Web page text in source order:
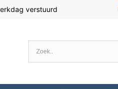
verstuurd